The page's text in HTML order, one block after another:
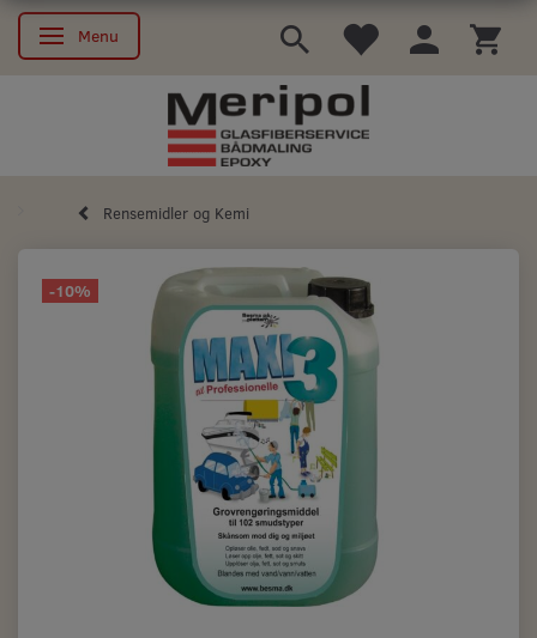
Skifte navigation
Menu
Rensemidler og Kemi
-10%